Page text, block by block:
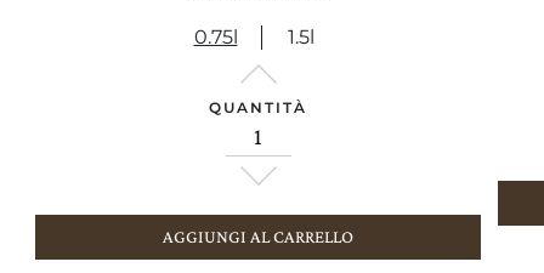
0.75l 1.5l
QUANTITÀ
AGGIUNGI AL CARRELLO